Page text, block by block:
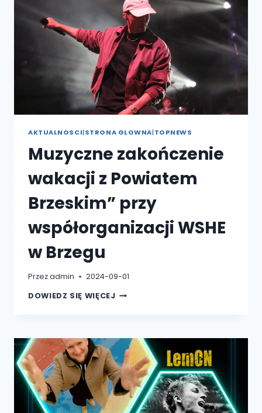
AKTUALNOSCI|STRONA GLOWNA|TOPNEWS
Muzyczne zakończenie
wakacji z Powiatem
Brzeskim” przy
współorganizacji WSHE
w Brzegu
Przezadmin
2024-09-01
DOWIEDZ SIĘ WIĘCEJMUZYCZNE
PRZY
WSPÓŁORGANIZACJI
WSHE
W
BRZEGU